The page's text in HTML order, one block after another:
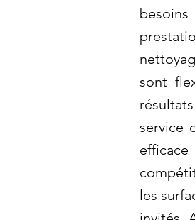
sont
service
les